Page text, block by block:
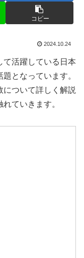
コピー
2024.10.24
て活躍している日本
となっています。
について詳しく解説
ていきます。